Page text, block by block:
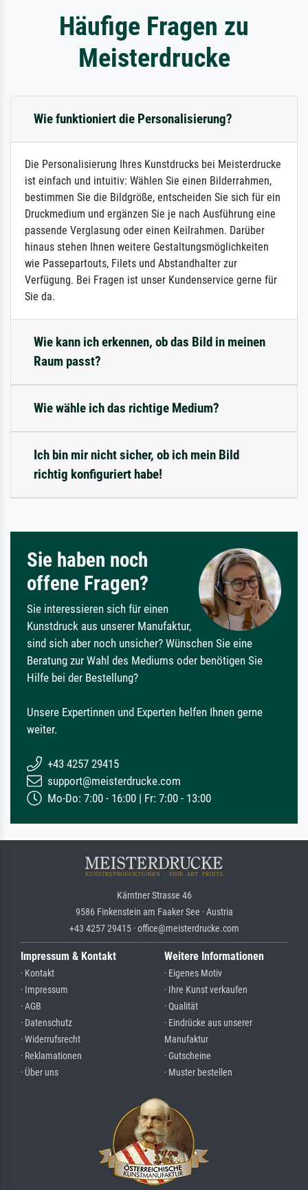
Häufige Fragen zu
Meisterdrucke
Wie funktioniert die Personalisierung?
Die Personalisierung Ihres Kunstdrucks bei Meisterdrucke
ist einfach und intuitiv: Wählen Sie einen Bilderrahmen,
bestimmen Sie die Bildgröße, entscheiden Sie sich für ein
Druckmedium und ergänzen Sie je nach Ausführung eine
passende Verglasung oder einen Keilrahmen. Darüber
hinaus stehen Ihnen weitere Gestaltungsmöglichkeiten
wie Passepartouts, Filets und Abstandhalter zur
Verfügung. Bei Fragen ist unser Kundenservice gerne für
Sie da.
Wie kann ich erkennen, ob das Bild in meinen
Raum passt?
Wie wähle ich das richtige Medium?
Ich bin mir nicht sicher, ob ich mein Bild
richtig konfiguriert habe!
Sie haben noch
offene Fragen?
Sie interessieren sich für einen
Kunstdruck aus unserer Manufaktur,
sind sich aber noch unsicher? Wünschen Sie eine
Beratung zur Wahl des Mediums oder benötigen Sie
Hilfe bei der Bestellung?
Unsere Expertinnen und Experten helfen Ihnen gerne
weiter.
+43 4257 29415
support@meisterdrucke.com
Mo-Do: 7:00 - 16:00 | Fr: 7:00 - 13:00
Kärntner Strasse 46
9586 Finkenstein am Faaker See · Austria
+43 4257 29415 · office@meisterdrucke.com
Impressum & Kontakt
· Kontakt
· Impressum
· AGB
· Datenschutz
· Widerrufsrecht
· Reklamationen
· Über uns
Weitere Informationen
· Eigenes Motiv
· Ihre Kunst verkaufen
· Qualität
· Eindrücke aus unserer
Manufaktur
· Gutscheine
· Muster bestellen